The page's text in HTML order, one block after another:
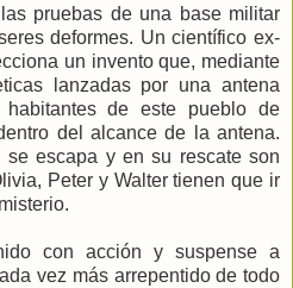
pruebas de una base militar
deformes. Un científico ex-
un invento que, mediante
lanzadas por una antena
de este pueblo de
del alcance de la antena.
escapa y en su rescate son
Peter y Walter tienen que ir
con acción y suspense a
vez más arrepentido de todo